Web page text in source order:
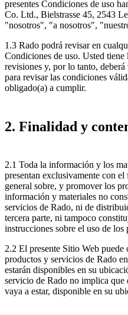
presentes Condiciones de uso
Co. Ltd., Bielstrasse 45, 2543
"nosotros", "a nosotros",
1.3 Rado podrá revisar en
Condiciones de uso. Usted
revisiones y, por lo tanto,
para revisar las condiciones
obligado(a) a cumplir.
2. Finalidad y
2.1 Toda la información y los
presentan exclusivamente con
general sobre, y promover los
información y materiales no
servicios de Rado, ni de
tercera parte, ni tampoco
instrucciones sobre el uso de
2.2 El presente Sitio Web
productos y servicios de Rado
estarán disponibles en su
servicio de Rado no implica
vaya a estar, disponible en su